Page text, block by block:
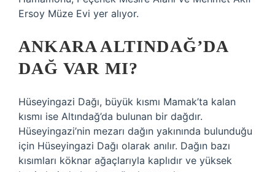
Ersoy Müze Evi yer alıyor.
ANKARA ALTINDAĞ’DA
DAĞ VAR MI?
Hüseyingazi Dağı, büyük kısmı Mamak’ta kalan
kısmı ise Altındağ’da bulunan bir dağdır.
Hüseyingazi’nin mezarı dağın yakınında bulunduğu
için Hüseyingazi Dağı olarak anılır. Dağın bazı
kısımları köknar ağaçlarıyla kaplıdır ve yüksek